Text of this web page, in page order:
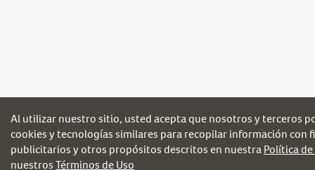
Al utilizar nuestro sitio, usted acepta que nosotros y terceros
cookies y tecnologías similares para recopilar información con
publicitarios y otros propósitos descritos en nuestraPolítica
nuestrosTérminos de Uso